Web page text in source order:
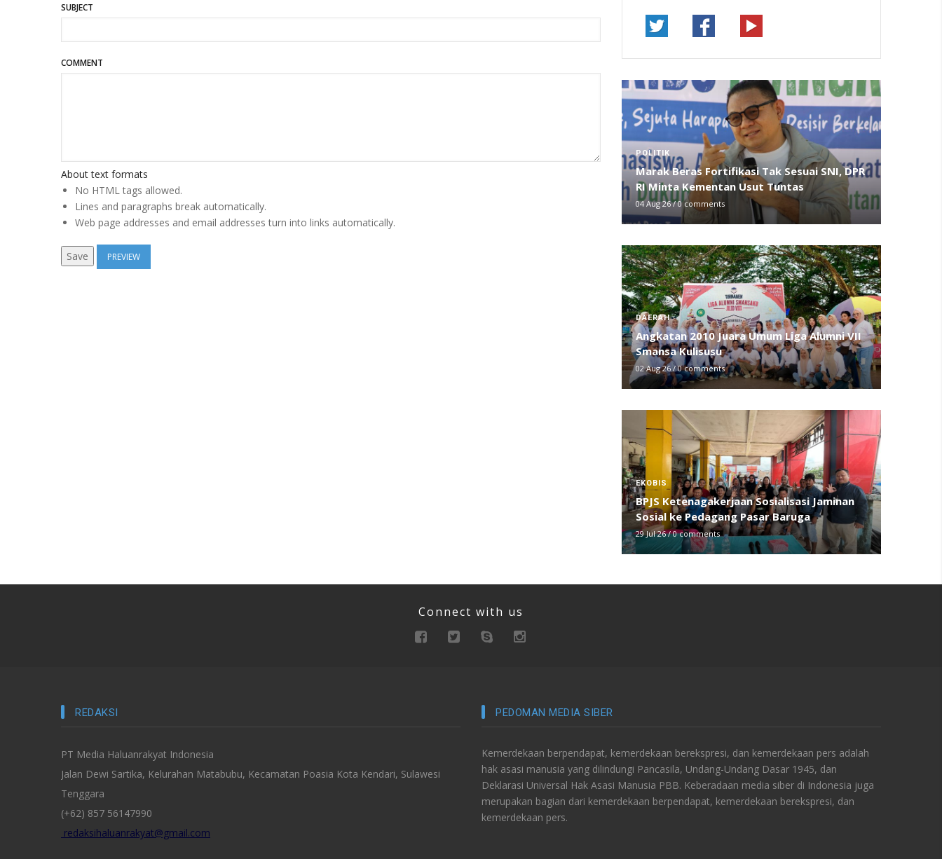
SUBJECT
COMMENT
About text formats
No HTML tags allowed.
Lines and paragraphs break automatically.
Web page addresses and email addresses turn into links automatically.
POLITIK
Marak Beras Fortifikasi Tak Sesuai SNI, DPR
RI Minta Kementan Usut Tuntas
04 Aug 26/0 comments
DAERAH
Angkatan 2010 Juara Umum Liga Alumni VII
Smansa Kulisusu
02 Aug 26 /0 comments
EKOBIS
BPJS Ketenagakerjaan Sosialisasi Jaminan
Sosial ke Pedagang Pasar Baruga
29 Jul 26/0 comments
Connect with us
REDAKSI
PT Media Haluanrakyat Indonesia
Jalan Dewi Sartika, Kelurahan Matabubu, Kecamatan Poasia Kota Kendari, Sulawesi
Tenggara
(+62) 857 56147990
redaksihaluanrakyat@gmail.com
PEDOMAN MEDIA SIBER
Kemerdekaan berpendapat, kemerdekaan berekspresi, dan kemerdekaan pers adalah
hak asasi manusia yang dilindungi Pancasila, Undang-Undang Dasar 1945, dan
Deklarasi Universal Hak Asasi Manusia PBB. Keberadaan media siber di Indonesia juga
merupakan bagian dari kemerdekaan berpendapat, kemerdekaan berekspresi, dan
kemerdekaan pers.